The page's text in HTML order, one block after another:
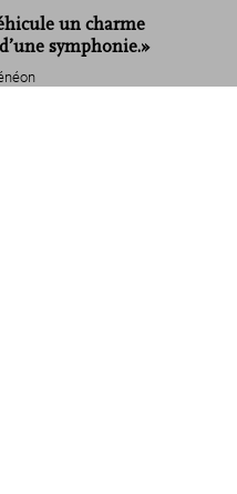
un charme
symphonie.»